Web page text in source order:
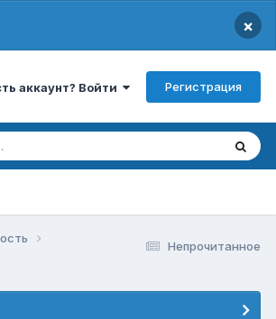
×
аккаунт? Войти Регистрация
Непрочитанное